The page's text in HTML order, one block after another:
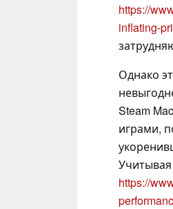
https://
inflating-
Однако
Steam
играми,
https://